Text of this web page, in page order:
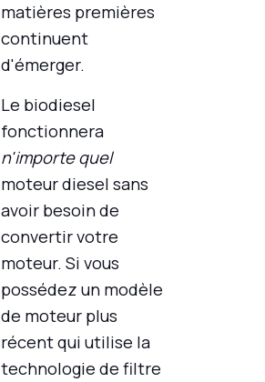
matières premières
continuent
d'émerger.
Le biodiesel
fonctionnera
n'importe quel
moteur diesel sans
avoir besoin de
convertir votre
moteur. Si vous
possédez un modèle
de moteur plus
récent qui utilise la
technologie de filtre